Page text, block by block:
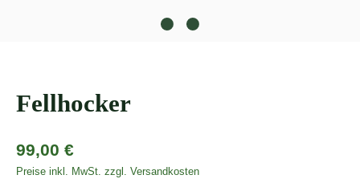
Fellhocker
Regulärer Preis:
99,00 €
Preise inkl. MwSt. zzgl. Versandkosten